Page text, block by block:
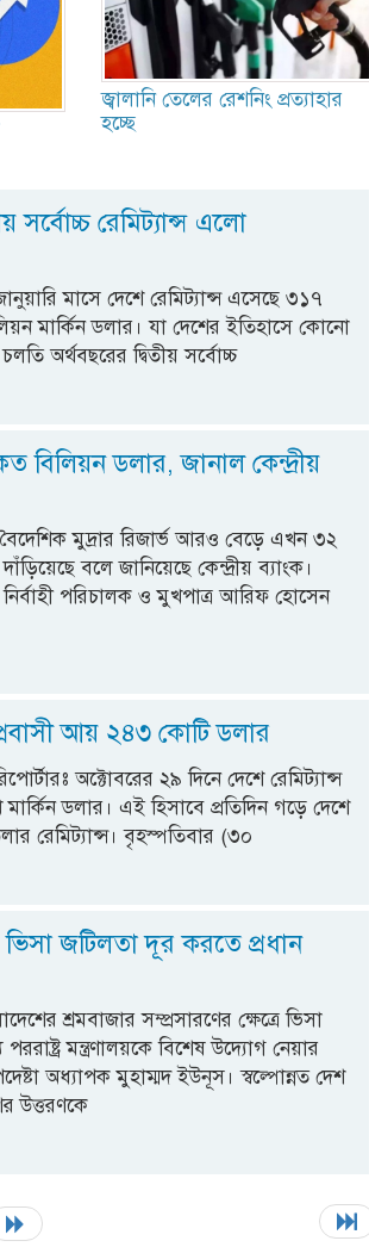
জ্বালানি তেলের রেশনিং প্রত্যাহার
হচ্ছে
সর্বোচ্চ রেমিট্যান্স এলো
মাসে দেশে রেমিট্যান্স এসেছে ৩১৭
মার্কিন ডলার। যা দেশের ইতিহাসে কোনো
অর্থবছরের দ্বিতীয় সর্বোচ্চ
বিলিয়ন ডলার, জানাল কেন্দ্রীয়
বৈদেশিক মুদ্রার রিজার্ভ আরও বেড়ে এখন ৩২
বলে জানিয়েছে কেন্দ্রীয় ব্যাংক।
পরিচালক ও মুখপাত্র আরিফ হোসেন
আয় ২৪৩ কোটি ডলার
অক্টোবরের ২৯ দিনে দেশে রেমিট্যান্স
ডলার। এই হিসাবে প্রতিদিন গড়ে দেশে
রেমিট্যান্স। বৃহস্পতিবার (৩০
ভিসা জটিলতা দূর করতে প্রধান
শ্রমবাজার সম্প্রসারণের ক্ষেত্রে ভিসা
মন্ত্রণালয়কে বিশেষ উদ্যোগ নেয়ার
অধ্যাপক মুহাম্মদ ইউনূস। স্বল্পোন্নত দেশ
উত্তরণকে